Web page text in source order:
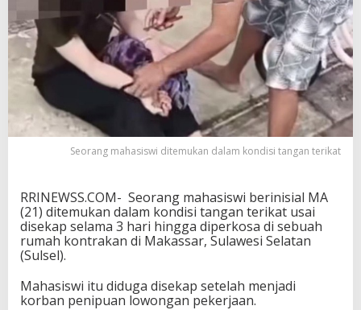
a
n
,
M
a
s
i
s
D
i
p
e
o
s
Seorang mahasiswi ditemukan dalam kondisi tangan terikat
RRINEWSS.COM- Seorang mahasiswi berinisial MA
(21) ditemukan dalam kondisi tangan terikat usai
disekap selama 3 hari hingga diperkosa di sebuah
rumah kontrakan di Makassar, Sulawesi Selatan
(Sulsel).
Mahasiswi itu diduga disekap setelah menjadi
korban penipuan lowongan pekerjaan.